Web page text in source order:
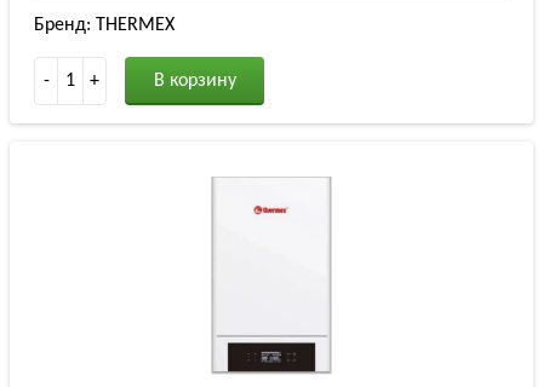
Бренд: THERMEX
- 1 + В корзину